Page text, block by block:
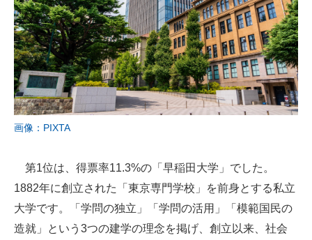
画像：PIXTA
第1位は、得票率11.3%の「早稲田大学」でした。
1882年に創立された「東京専門学校」を前身とする私立
大学です。「学問の独立」「学問の活用」「模範国民の
造就」という3つの建学の理念を掲げ、創立以来、社会